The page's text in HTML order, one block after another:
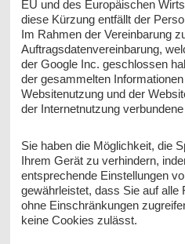
EU und des Europäischen
diese Kürzung entfällt der
Im Rahmen der Vereinbarung
Auftragsdatenvereinbarung,
der Google Inc. geschlossen
der gesammelten
Websitenutzung und der
der Internetnutzung
Sie haben die Möglichkeit, die
Ihrem Gerät zu verhindern,
entsprechende Einstellungen
gewährleistet, dass Sie auf alle
ohne Einschränkungen
keine Cookies zulässt.